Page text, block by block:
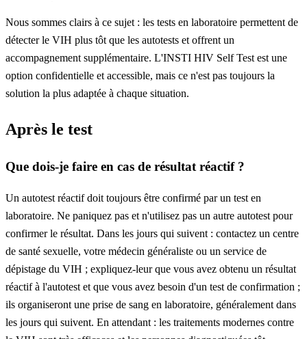
Nous sommes clairs à ce sujet : les tests en laboratoire permettent de
détecter le VIH plus tôt que les autotests et offrent un
accompagnement supplémentaire. L'INSTI HIV Self Test est une
option confidentielle et accessible, mais ce n'est pas toujours la
solution la plus adaptée à chaque situation.
Après le test
Que dois-je faire en cas de résultat réactif ?
Un autotest réactif doit toujours être confirmé par un test en
laboratoire. Ne paniquez pas et n'utilisez pas un autre autotest pour
confirmer le résultat. Dans les jours qui suivent : contactez un centre
de santé sexuelle, votre médecin généraliste ou un service de
dépistage du VIH ; expliquez-leur que vous avez obtenu un résultat
réactif à l'autotest et que vous avez besoin d'un test de confirmation ;
ils organiseront une prise de sang en laboratoire, généralement dans
les jours qui suivent. En attendant : les traitements modernes contre